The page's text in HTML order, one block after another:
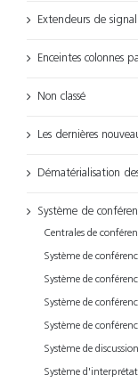
Extendeurs de signal
Enceintes colonnes
Non classé
Les dernières
Dématérialisation
Système de
Centrales de
Système de
Système de
Système de
Système de
Système de
Système